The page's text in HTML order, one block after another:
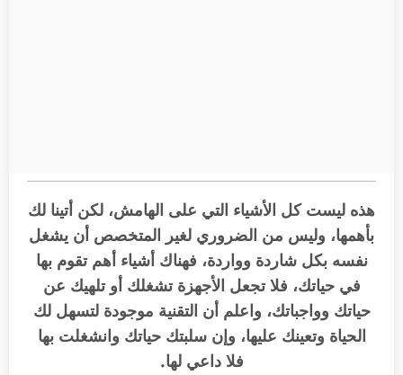
هذه ليست كل الأشياء التي على الهامش، لكن أتينا لك
بأهمها، وليس من الضروري لغير المتخصص أن يشغل
نفسه بكل شاردة وواردة، فهناك أشياء أهم تقوم بها
في حياتك، فلا تجعل الأجهزة تشغلك أو تلهيك عن
حياتك وواجباتك، واعلم أن التقنية موجودة لتسهل لك
الحياة وتعينك عليها، وإن سلبتك حياتك وانشغلت بها
فلا داعي لها.